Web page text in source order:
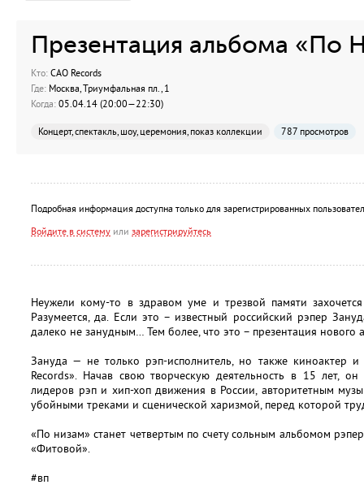
Презентация альбома «По
Кто: CAO Records
Где: Москва, Триумфальная пл., 1
Когда: 05.04.14 (20:00—22:30)
Концерт, спектакль, шоу, церемония, показ коллекции 787 просмотров
Подробная информация доступна только для зарегистрированных
Войдите в систему или зарегистрируйтесь
Неужели кому-то в здравом уме и трезвой памяти
Разумеется, да. Если это – известный российский рэпер
далеко не занудным… Тем более, что это – презентация нового
Зануда — не только рэп-исполнитель, но также киноактер
Records». Начав свою творческую деятельность в 15 лет,
лидеров рэп и хип-хоп движения в России, авторитетным
убойными треками и сценической харизмой, перед которой
«По низам» станет четвертым по счету сольным альбомом
«Фитовой».
#вп